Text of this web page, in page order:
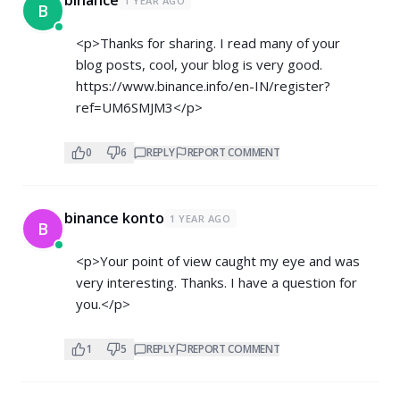
B
<p>Thanks for sharing. I read many of your
blog posts, cool, your blog is very good.
https://www.binance.info/en-IN/register?
ref=UM6SMJM3</p>
0 6 REPLY REPORT COMMENT
B binance konto 1 YEAR AGO
<p>Your point of view caught my eye and was
very interesting. Thanks. I have a question for
you.</p>
1 5 REPLY REPORT COMMENT